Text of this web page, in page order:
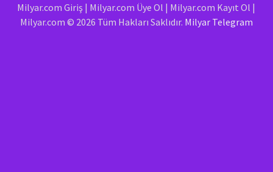
Milyar.com Giriş | Milyar.com Üye Ol | Milyar.com Kayıt Ol |
Milyar.com © 2026 Tüm Hakları Saklıdır. Milyar Telegram